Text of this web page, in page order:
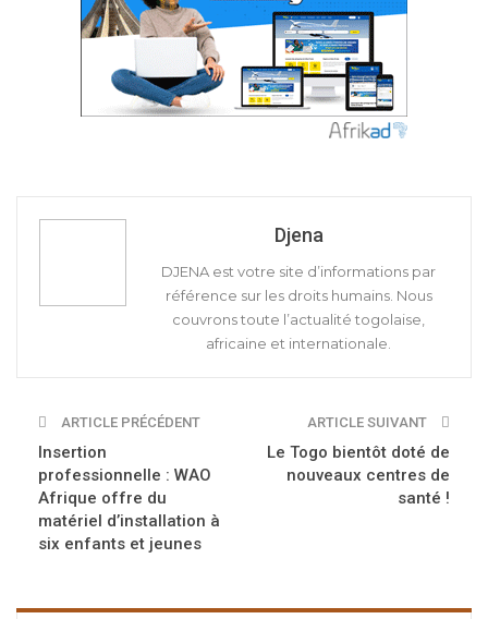
Djena
DJENA est votre site d’informations par
référence sur les droits humains. Nous
couvrons toute l’actualité togolaise,
africaine et internationale.
ARTICLE PRÉCÉDENT
Insertion
professionnelle : WAO
Afrique offre du
matériel d’installation à
six enfants et jeunes
ARTICLE SUIVANT
Le Togo bientôt doté de
nouveaux centres de
santé !